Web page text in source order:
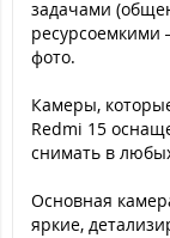
задачами
ресурсоемкими
фото.
Камеры,
Redmi 15
снимать в
Основная
яркие,